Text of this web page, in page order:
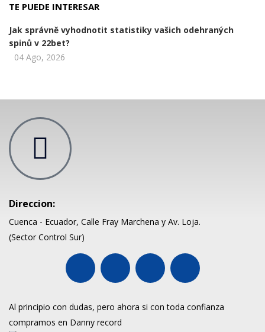
TE PUEDE INTERESAR
Jak správně vyhodnotit statistiky vašich odehraných
spinů v 22bet?
04 Ago, 2026
Direccion:
Cuenca - Ecuador, Calle Fray Marchena y Av. Loja.
(Sector Control Sur)
Al principio con dudas, pero ahora si con toda confianza
compramos en Danny record